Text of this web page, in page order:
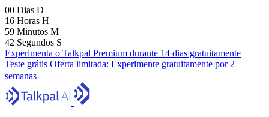
00 Dias D
16 Horas H
59 Minutos M
41 Segundos S
Experimenta o Talkpal Premium durante 14 dias gratuitamente
Teste grátis Oferta limitada: Experimente gratuitamente por 2
semanas